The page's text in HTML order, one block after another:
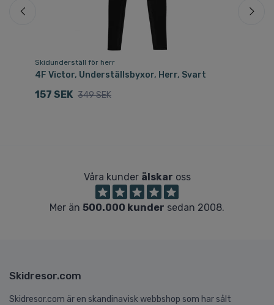
Skidunderställ för herr
4F Victor, Underställsbyxor, Herr, Svart
157 SEK 349 SEK
Våra kunder älskar oss
Mer än 500.000 kunder sedan 2008.
Skidresor.com
Skidresor.com är en skandinavisk webbshop som har sålt